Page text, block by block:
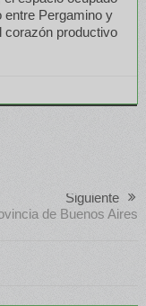
Pergamino y
corazón productivo
Siguiente
de Buenos Aires